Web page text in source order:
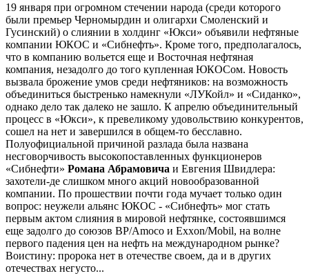
19 января при огромном стечении народа (среди которого
были премьер Черномырдин и олигархи Смоленский и
Гусинский) о слиянии в холдинг «Юкси» объявили нефтяные
компании ЮКОС и «Сибнефть». Кроме того, предполагалось,
что в компанию вольется еще и Восточная нефтяная
компания, незадолго до того купленная ЮКОСом. Новость
вызвала брожение умов среди нефтяников: на возможность
объединиться быстренько намекнули «ЛУКойл» и «Сиданко»,
однако дело так далеко не зашло. К апрелю объединительный
процесс в «Юкси», к превеликому удовольствию конкурентов,
сошел на нет и завершился в общем-то бесславно.
Полуофициальной причиной разлада была названа
несговорчивость высокопоставленных функционеров
«Сибнефти» Романа Абрамовича и Евгения Швидлера:
захотели-де слишком много акций новообразованной
компании. По прошествии почти года мучает только один
вопрос: неужели альянс ЮКОС - «Сибнефть» мог стать
первым актом слияния в мировой нефтянке, состоявшимся
еще задолго до союзов BP/Amoco и Exxon/Mobil, на волне
первого падения цен на нефть на международном рынке?
Воистину: пророка нет в отечестве своем, да и в других
отечествах негусто...